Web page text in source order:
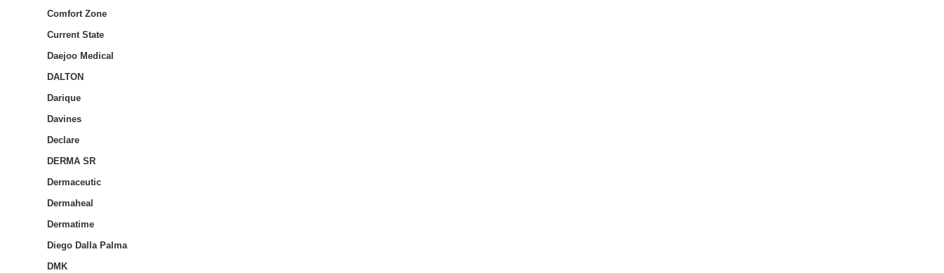
Comfort Zone
Current State
Daejoo Medical
DALTON
Darique
Davines
Declare
DERMA SR
Dermaceutic
Dermaheal
Dermatime
Diego Dalla Palma
DMK